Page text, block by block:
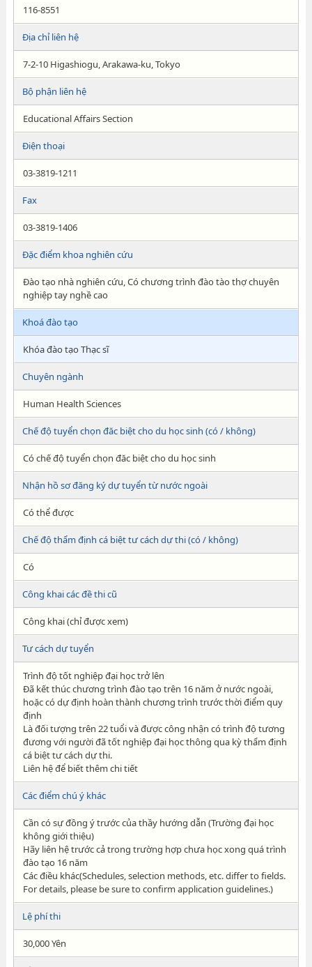
116-8551
Địa chỉ liên hệ
7-2-10 Higashiogu, Arakawa-ku, Tokyo
Bộ phận liên hệ
Educational Affairs Section
Điện thoại
03-3819-1211
Fax
03-3819-1406
Đặc điểm khoa nghiên cứu
Đào tạo nhà nghiên cứu, Có chương trình đào tào thợ chuyên
nghiệp tay nghề cao
Khoá đào tạo
Khóa đào tạo Thạc sĩ
Chuyên ngành
Human Health Sciences
Chế độ tuyển chọn đăc biệt cho du học sinh (có / không)
Có chế độ tuyển chọn đăc biệt cho du học sinh
Nhận hồ sơ đăng ký dự tuyển từ nước ngoài
Có thể được
Chế độ thẩm định cá biệt tư cách dự thi (có / không)
Có
Công khai các đề thi cũ
Công khai (chỉ được xem)
Tư cách dự tuyển
Trình độ tốt nghiệp đại học trở lên
Đã kết thúc chương trình đào tạo trên 16 năm ở nước ngoài,
hoặc có dự định hoàn thành chương trình trước thời điểm quy
định
Là đối tượng trên 22 tuổi và được công nhận có trình độ tương
đương với người đã tốt nghiệp đại học thông qua kỳ thẩm định
cá biệt tư cách dự thi.
Liên hệ để biết thêm chi tiết
Các điểm chú ý khác
Cần có sự đồng ý trước của thầy hướng dẫn (Trường đại học
không giới thiệu)
Hãy liên hệ trước cả trong trường hợp chưa học xong quá trình
đào tạo 16 năm
Các điều khác(Schedules, selection methods, etc. differ to fields.
For details, please be sure to confirm application guidelines.)
Lệ phí thi
30,000 Yên